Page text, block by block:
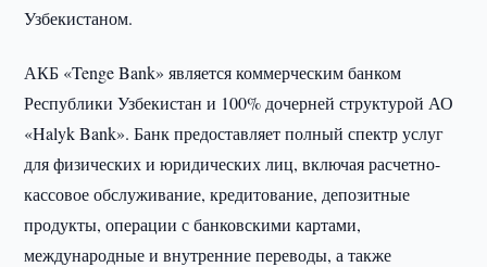
Узбекистаном.
АКБ «Tenge Bank» является коммерческим банком
Республики Узбекистан и 100% дочерней структурой АО
«Halyk Bank». Банк предоставляет полный спектр услуг
для физических и юридических лиц, включая расчетно-
кассовое обслуживание, кредитование, депозитные
продукты, операции с банковскими картами,
международные и внутренние переводы, а также